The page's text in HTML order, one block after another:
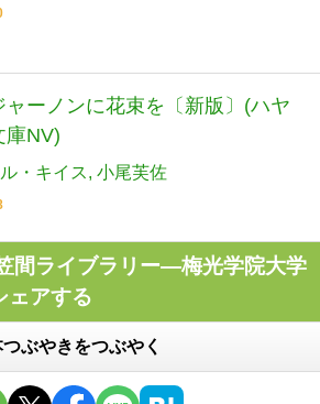
ャーノンに花束を〔新版〕(ハヤ
庫NV)
・キイス 小尾芙佐
間ライブラリー―梅光学院大学
ェアする
ぶやきをつぶやく